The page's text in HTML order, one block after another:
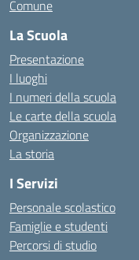
Comune
La Scuola
Presentazione
I luoghi
I numeri della scuola
Le carte della scuola
Organizzazione
La storia
I Servizi
Personale scolastico
Famiglie e studenti
Percorsi di studio